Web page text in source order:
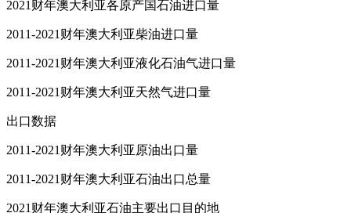
2021财年澳大利亚各原产国石油进口量
2011-2021财年澳大利亚柴油进口量
2011-2021财年澳大利亚液化石油气进口量
2011-2021财年澳大利亚天然气进口量
出口数据
2011-2021财年澳大利亚原油出口量
2011-2021财年澳大利亚石油出口总量
2021财年澳大利亚石油主要出口目的地